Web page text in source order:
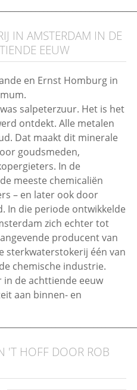
IN AMSTERDAM IN DE
EEUW
en Ernst Homburg in
salpeterzuur. Het is het
ontdekt. Alle metalen
Dat maakt dit minerale
goudsmeden,
In de
meeste chemicaliën
– en later ook door
In die periode ontwikkelde
zich echter tot
producent van
sterkwaterstokerij één van
chemische industrie.
de achttiende eeuw
aan binnen- en
'T HOFF DOOR ROB